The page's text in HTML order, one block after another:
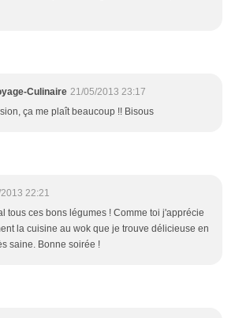
Culinaire 21/05/2013 23:17
ça me plaît beaucoup !! Bisous
22:21
tous ces bons légumes ! Comme toi j'apprécie
la cuisine au wok que je trouve délicieuse en
saine. Bonne soirée !